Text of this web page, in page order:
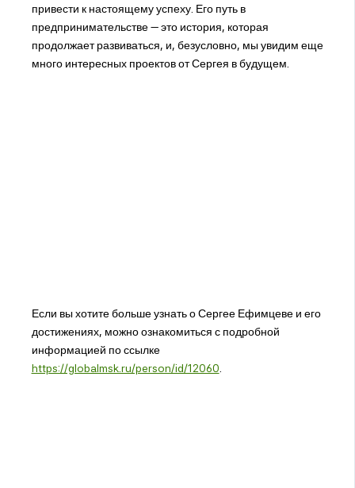
привести к настоящему успеху. Его путь в
предпринимательстве — это история, которая
продолжает развиваться, и, безусловно, мы увидим еще
много интересных проектов от Сергея в будущем.
Если вы хотите больше узнать о Сергее Ефимцеве и его
достижениях, можно ознакомиться с подробной
информацией по ссылке
https://globalmsk.ru/person/id/12060.